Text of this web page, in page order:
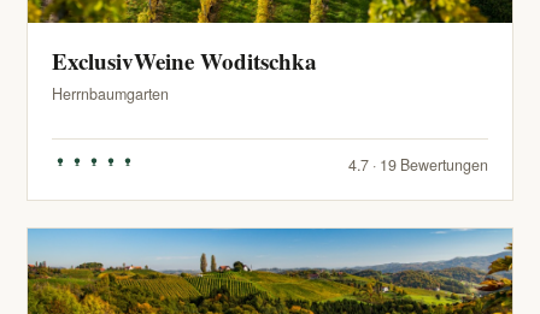
ExclusivWeine Woditschka
Herrnbaumgarten
4.7 · 19 Bewertungen